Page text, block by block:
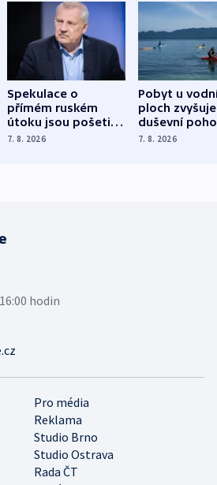
Spekulace o
přímém ruském
útoku jsou pošetilé,
míní estonský
7. 8. 2026
Pobyt u
ploch zvyšuje
duševní
ukázala
7. 8. 2026
Pro média
Reklama
Studio Brno
Studio Ostrava
Rada ČT
hodin